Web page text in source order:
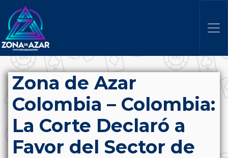
Zona de Azar
Colombia – Colombia:
La Corte Declaró a
Favor del Sector de